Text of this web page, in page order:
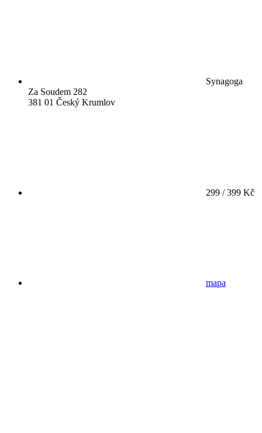
Synagoga
Za Soudem 282
381 01 Český Krumlov
299 / 399 Kč
mapa